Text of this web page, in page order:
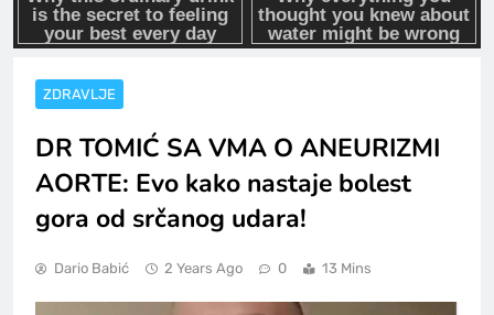
ZDRAVLJE
DR TOMIĆ SA VMA O ANEURIZMI
AORTE: Evo kako nastaje bolest
gora od srčanog udara!
Dario Babić 2 Years Ago 0 13 Mins